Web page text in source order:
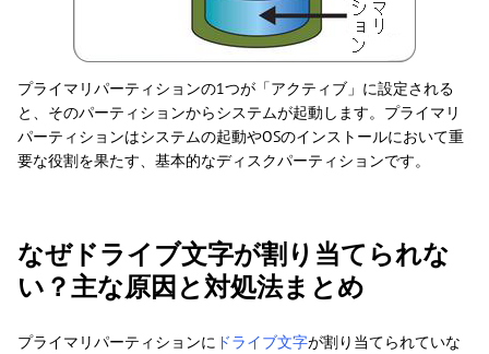
プライマリパーティションの1つが「アクティブ」に設定される
と、そのパーティションからシステムが起動します。プライマリ
パーティションはシステムの起動やOSのインストールにおいて重
要な役割を果たす、基本的なディスクパーティションです。
なぜドライブ文字が割り当てられな
い？主な原因と対処法まとめ
プライマリパーティションに ドライブ文字が割り当てられていな